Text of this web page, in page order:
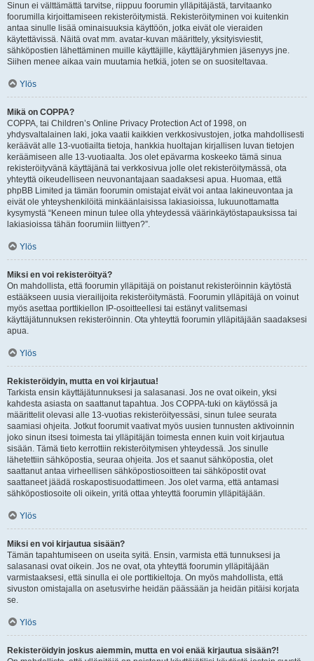
Sinun ei välttämättä tarvitse, riippuu foorumin ylläpitäjästä, tarvitaanko
foorumilla kirjoittamiseen rekisteröitymistä. Rekisteröityminen voi kuitenkin
antaa sinulle lisää ominaisuuksia käyttöön, jotka eivät ole vieraiden
käytettävissä. Näitä ovat mm. avatar-kuvan määrittely, yksityisviestit,
sähköpostien lähettäminen muille käyttäjille, käyttäjäryhmien jäsenyys jne.
Siihen menee aikaa vain muutamia hetkiä, joten se on suositeltavaa.
Ylös
Mikä on COPPA?
COPPA, tai Children’s Online Privacy Protection Act of 1998, on
yhdysvaltalainen laki, joka vaatii kaikkien verkkosivustojen, jotka mahdollisesti
keräävät alle 13-vuotiailta tietoja, hankkia huoltajan kirjallisen luvan tietojen
keräämiseen alle 13-vuotiaalta. Jos olet epävarma koskeeko tämä sinua
rekisteröityvänä käyttäjänä tai verkkosivua jolle olet rekisteröitymässä, ota
yhteyttä oikeudelliseen neuvonantajaan saadaksesi apua. Huomaa, että
phpBB Limited ja tämän foorumin omistajat eivät voi antaa lakineuvontaa ja
eivät ole yhteyshenkilöitä minkäänlaisissa lakiasioissa, lukuunottamatta
kysymystä “Keneen minun tulee olla yhteydessä väärinkäytöstapauksissa tai
lakiasioissa tähän foorumiin liittyen?”.
Ylös
Miksi en voi rekisteröityä?
On mahdollista, että foorumin ylläpitäjä on poistanut rekisteröinnin käytöstä
estääkseen uusia vierailijoita rekisteröitymästä. Foorumin ylläpitäjä on voinut
myös asettaa porttikiellon IP-osoitteellesi tai estänyt valitsemasi
käyttäjätunnuksen rekisteröinnin. Ota yhteyttä foorumin ylläpitäjään saadaksesi
apua.
Ylös
Rekisteröidyin, mutta en voi kirjautua!
Tarkista ensin käyttäjätunnuksesi ja salasanasi. Jos ne ovat oikein, yksi
kahdesta asiasta on saattanut tapahtua. Jos COPPA-tuki on käytössä ja
määrittelit olevasi alle 13-vuotias rekisteröityessäsi, sinun tulee seurata
saamiasi ohjeita. Jotkut foorumit vaativat myös uusien tunnusten aktivoinnin
joko sinun itsesi toimesta tai ylläpitäjän toimesta ennen kuin voit kirjautua
sisään. Tämä tieto kerrottiin rekisteröitymisen yhteydessä. Jos sinulle
lähetettiin sähköpostia, seuraa ohjeita. Jos et saanut sähköpostia, olet
saattanut antaa virheellisen sähköpostiosoitteen tai sähköpostit ovat
saattaneet jäädä roskapostisuodattimeen. Jos olet varma, että antamasi
sähköpostiosoite oli oikein, yritä ottaa yhteyttä foorumin ylläpitäjään.
Ylös
Miksi en voi kirjautua sisään?
Tämän tapahtumiseen on useita syitä. Ensin, varmista että tunnuksesi ja
salasanasi ovat oikein. Jos ne ovat, ota yhteyttä foorumin ylläpitäjään
varmistaaksesi, että sinulla ei ole porttikieltoja. On myös mahdollista, että
sivuston omistajalla on asetusvirhe heidän päässään ja heidän pitäisi korjata
se.
Ylös
Rekisteröidyin joskus aiemmin, mutta en voi enää kirjautua sisään?!